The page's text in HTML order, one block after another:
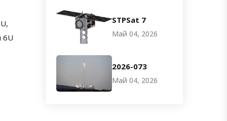
6U
STPSat 7
Май 04, 2026
2026-073
Май 04, 2026